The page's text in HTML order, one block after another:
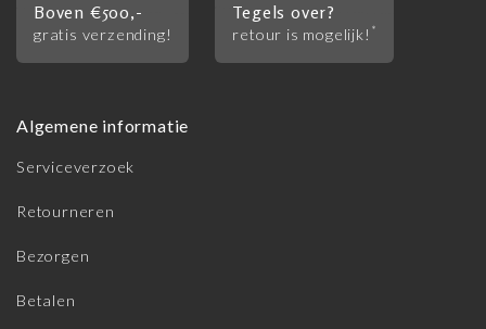
Boven €500,-
gratis verzending!
Tegels over?
retour is mogelijk! *
Algemene informatie
Serviceverzoek
Retourneren
Bezorgen
Betalen